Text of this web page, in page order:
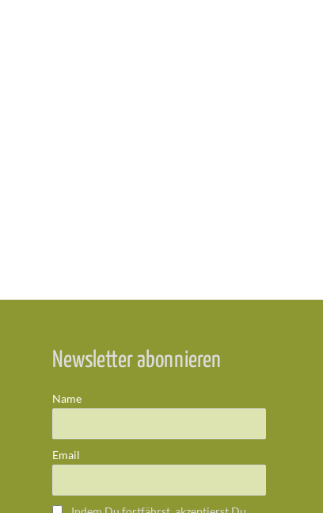
Newsletter abonnieren
Name
Email